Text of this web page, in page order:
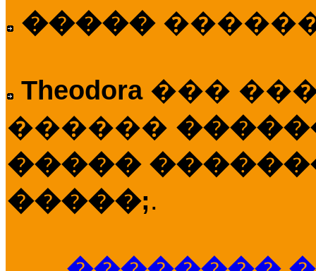
�����
Theodora ���
������
�����
�����;.